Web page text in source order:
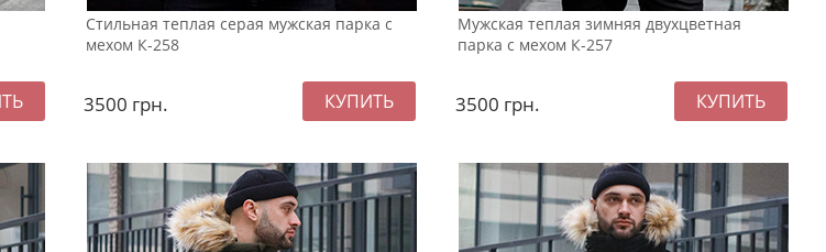
Стильная теплая серая мужская парка с
мехом К-258
3500 грн.
Мужская теплая зимняя двухцветная
парка с мехом К-257
3500 грн.